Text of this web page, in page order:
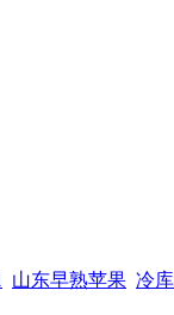
山东早熟苹果 冷